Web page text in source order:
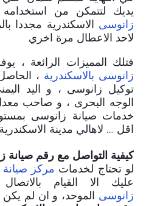
يديك لتتمكن من
زانوسى الاسكندرية مجددا
لاحد الاعطال مرة اخري
فتلك المميزات الرائعة ،
زانوسى بالاسكندرية ،
توكيل زانوسى ، و اليد
الوجه البحرى ، و صاحب
خدمات صيانة زانوسى
اقل .... لاهالي مدينة الاسكندرية
كيفية التواصل مع رقم صيانة
لو تحتاج لخدمات مركز
عليك الا القيام
زانوسى الموحد، و ان لم